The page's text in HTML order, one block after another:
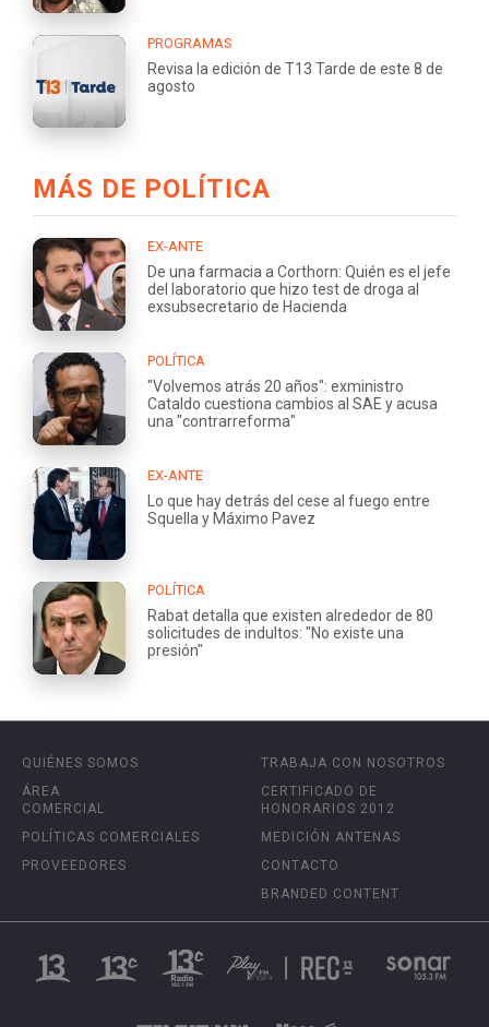
PROGRAMAS
Revisa la edición de T13 Tarde de este 8 de
agosto
MÁS DE POLÍTICA
EX-ANTE
De una farmacia a Corthorn: Quién es el jefe
del laboratorio que hizo test de droga al
exsubsecretario de Hacienda
POLÍTICA
"Volvemos atrás 20 años": exministro
Cataldo cuestiona cambios al SAE y acusa
una "contrarreforma"
EX-ANTE
Lo que hay detrás del cese al fuego entre
Squella y Máximo Pavez
POLÍTICA
Rabat detalla que existen alrededor de 80
solicitudes de indultos: "No existe una
presión"
QUIÉNES SOMOS
ÁREA
COMERCIAL
POLÍTICAS COMERCIALES
PROVEEDORES
TRABAJA CON NOSOTROS
CERTIFICADO DE
HONORARIOS 2012
MEDICIÓN ANTENAS
CONTACTO
BRANDED CONTENT